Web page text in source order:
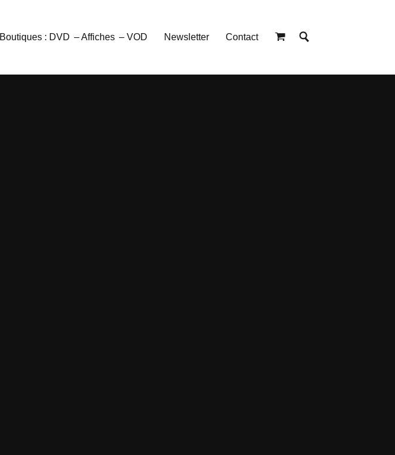
Boutiques : DVD – Affiches – VOD Newsletter Contact